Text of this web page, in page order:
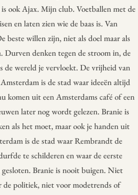
is ook Ajax. Mijn club. Voetballen met de
en laten zien wie de baas is. Van
beste willen zijn, niet als doel maar als
Durven denken tegen de stroom in, de
de wereld je vervloekt. De vrijheid van
is de stad waar ideeën altijd
komen uit een Amsterdams café of een
later nog wordt gelezen. Branie is
als het moet, maar ook je handen uit
is de stad waar Rembrandt de
te schilderen en waar de eerste
Branie is nooit buigen. Niet
politiek, niet voor modetrends of